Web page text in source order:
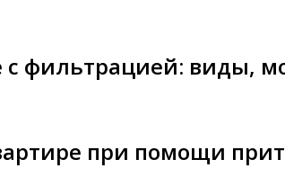
с фильтрацией: виды,
при помощи